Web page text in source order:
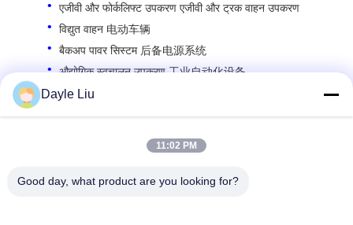
एजीवी और फोर्कलिफ्ट उपकरण एजीवी और ट्रक वाहन उपकरण
विद्युत वाहन 电动车辆
बैकअप पावर सिस्टम 后备电源系统
औद्योगिक स्वचालन उपकरण 工业自动化设备
dayle@keysuntech.com, +86 13510005373
Dayle Liu
11:02 PM
Good day, what product are you looking for?